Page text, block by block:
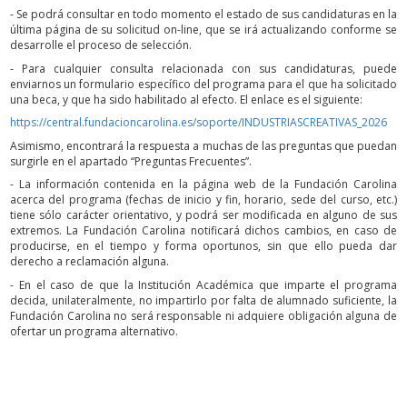
- Se podrá consultar en todo momento el estado de sus candidaturas en la
última página de su solicitud on-line, que se irá actualizando conforme se
desarrolle el proceso de selección.
- Para cualquier consulta relacionada con sus candidaturas, puede
enviarnos un formulario específico del programa para el que ha solicitado
una beca, y que ha sido habilitado al efecto. El enlace es el siguiente:
https://central.fundacioncarolina.es/soporte/INDUSTRIASCREATIVAS_2026
Asimismo, encontrará la respuesta a muchas de las preguntas que puedan
surgirle en el apartado “Preguntas Frecuentes”.
- La información contenida en la página web de la Fundación Carolina
acerca del programa (fechas de inicio y fin, horario, sede del curso, etc.)
tiene sólo carácter orientativo, y podrá ser modificada en alguno de sus
extremos. La Fundación Carolina notificará dichos cambios, en caso de
producirse, en el tiempo y forma oportunos, sin que ello pueda dar
derecho a reclamación alguna.
- En el caso de que la Institución Académica que imparte el programa
decida, unilateralmente, no impartirlo por falta de alumnado suficiente, la
Fundación Carolina no será responsable ni adquiere obligación alguna de
ofertar un programa alternativo.